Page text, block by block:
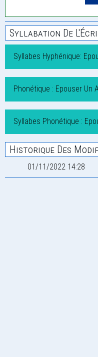
Syllabation De
Syllabes Hyphénique:
Phonétique : Epouser Un
Syllabes Phonétique :
Historique Des
01/11/2022 14:28